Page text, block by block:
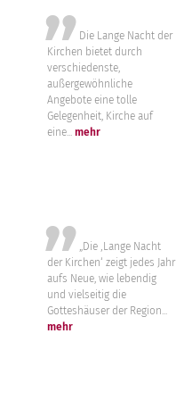
”
Die Lange Nacht der
Kirchen bietet durch
verschiedenste,
außergewöhnliche
Angebote eine tolle
Gelegenheit, Kirche auf
eine... mehr
”
„Die ‚Lange Nacht
der Kirchen‘ zeigt jedes Jahr
aufs Neue, wie lebendig
und vielseitig die
Gotteshäuser der Region...
mehr